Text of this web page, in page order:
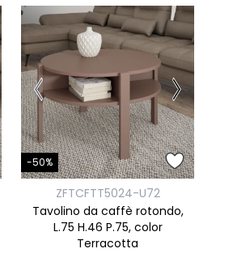
-50%
ZFTCFTT5024-U72
Tavolino da caffè rotondo,
L.75 H.46 P.75, color
Terracotta